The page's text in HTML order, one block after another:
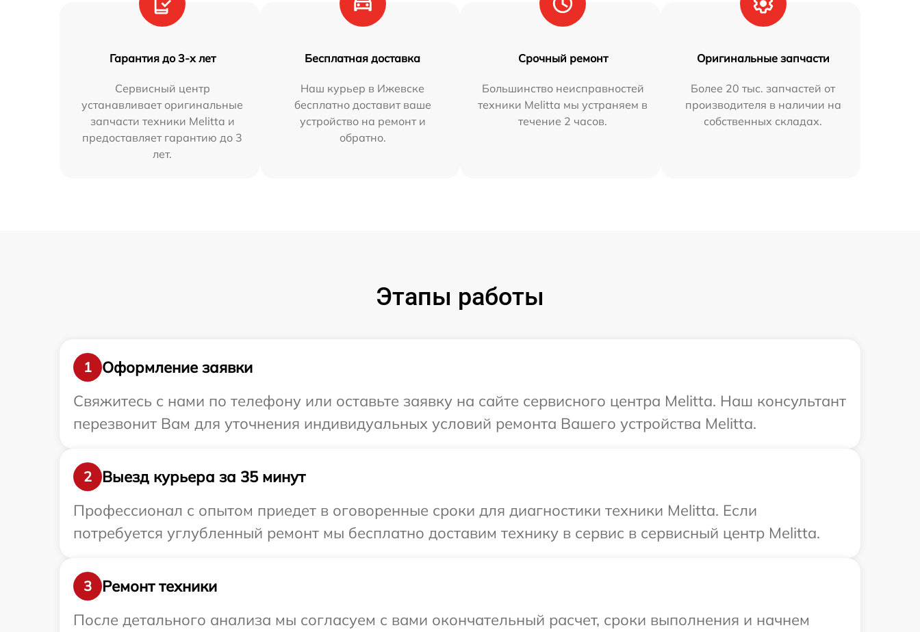
Гарантия до 3-х лет
Сервисный центр
устанавливает оригинальные
запчасти техники Melitta и
предоставляет гарантию до 3
лет.
Бесплатная доставка
Наш курьер в Ижевске
бесплатно доставит ваше
устройство на ремонт и
обратно.
Срочный ремонт
Большинство неисправностей
техники Melitta мы устраняем в
течение 2 часов.
Оригинальные запчасти
Более 20 тыс. запчастей от
производителя в наличии на
собственных складах.
Этапы работы
1
Оформление заявки
Свяжитесь с нами по телефону или оставьте заявку на сайте сервисного центра Melitta. Наш консультант
перезвонит Вам для уточнения индивидуальных условий ремонта Вашего устройства Melitta.
2
Выезд курьера за 35 минут
Профессионал с опытом приедет в оговоренные сроки для диагностики техники Melitta. Если
потребуется углубленный ремонт мы бесплатно доставим технику в сервис в сервисный центр Melitta.
3
Ремонт техники
После детального анализа мы согласуем с вами окончательный расчет, сроки выполнения и начнем